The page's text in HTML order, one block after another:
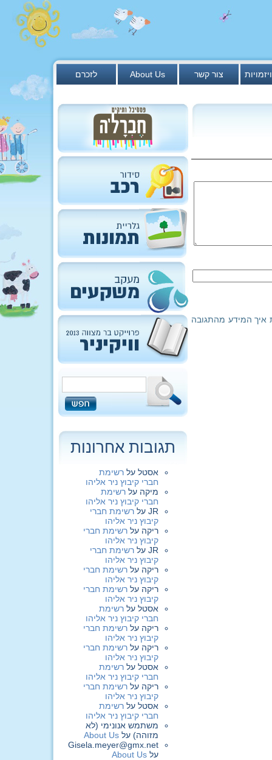
לזכרם About Us צור קשר
איך המידע מהתגובה
תגובות אחרונות
אסטל על רשימת
חברי קיבוץ ניר אליהו
מיקה על רשימת
חברי קיבוץ ניר אליהו
JR על רשימת חברי
קיבוץ ניר אליהו
ריקה על רשימת חברי
קיבוץ ניר אליהו
JR על רשימת חברי
קיבוץ ניר אליהו
ריקה על רשימת חברי
קיבוץ ניר אליהו
ריקה על רשימת חברי
קיבוץ ניר אליהו
אסטל על רשימת
חברי קיבוץ ניר אליהו
ריקה על רשימת חברי
קיבוץ ניר אליהו
ריקה על רשימת חברי
קיבוץ ניר אליהו
אסטל על רשימת
חברי קיבוץ ניר אליהו
ריקה על רשימת חברי
קיבוץ ניר אליהו
אסטל על רשימת
חברי קיבוץ ניר אליהו
משתמש אנונימי (לא
מזוהה) על About Us
Gisela.meyer@gmx.net
על About Us